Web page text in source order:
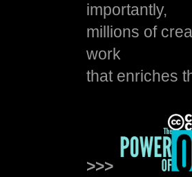
importantly,
millions of
work
that enriches
>>>